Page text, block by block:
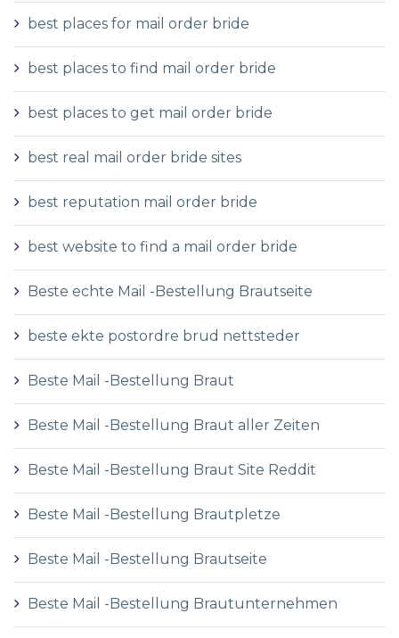
best places for mail order bride
best places to find mail order bride
best places to get mail order bride
best real mail order bride sites
best reputation mail order bride
best website to find a mail order bride
Beste echte Mail -Bestellung Brautseite
beste ekte postordre brud nettsteder
Beste Mail -Bestellung Braut
Beste Mail -Bestellung Braut aller Zeiten
Beste Mail -Bestellung Braut Site Reddit
Beste Mail -Bestellung Brautpletze
Beste Mail -Bestellung Brautseite
Beste Mail -Bestellung Brautunternehmen